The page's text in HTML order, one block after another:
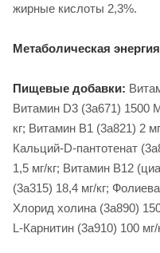
жирные кислоты 2,3%.
Метаболическая
Пищевые добавки:
Витамин D3 (3а671) 1500
кг; Витамин B1 (3a821) 2
Кальций-D-пантотенат
1,5 мг/кг; Витамин B12
(3a315) 18,4 мг/кг;
Хлорид холина (3a890)
L-Карнитин (3a910) 100 мг/